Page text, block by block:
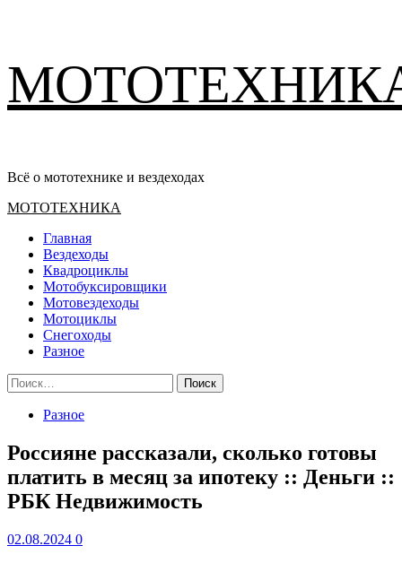
содержимому
Всё о мототехнике и вездеходах
Основное
МОТОТЕХНИКА
Главная
Вездеходы
Квадроциклы
Мотобуксировщики
Мотовездеходы
Мотоциклы
Снегоходы
Разное
Найти:
Разное
Россияне рассказали, сколько готовы
платить в месяц за ипотеку :: Деньги ::
РБК Недвижимость
02.08.2024 0